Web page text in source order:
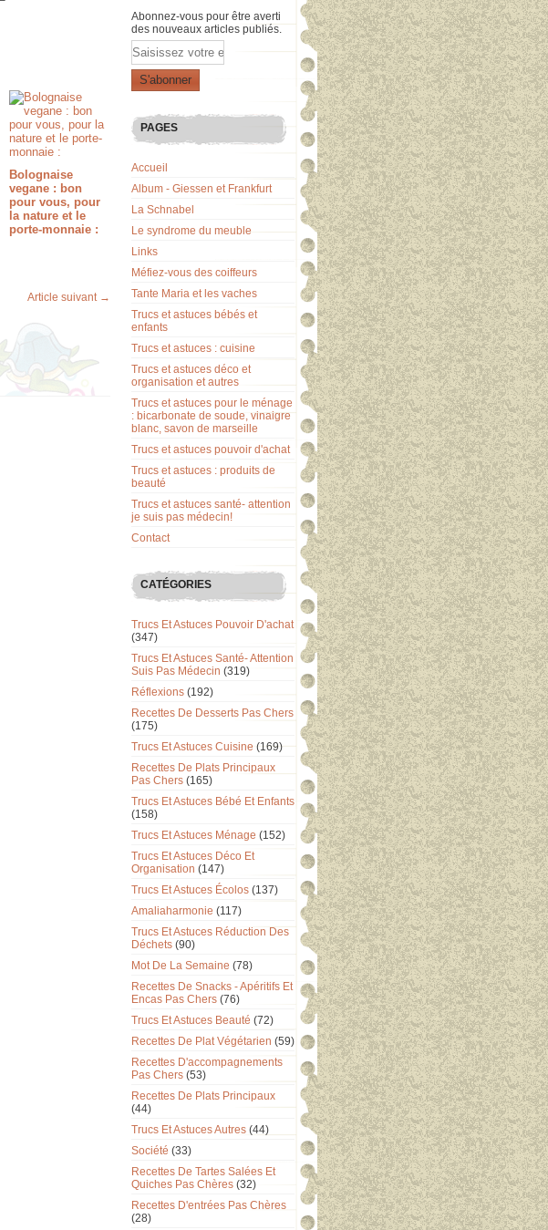
Bolognaise
vegane : bon
pour vous, pour
la nature et le
porte-monnaie :
Article suivant →
Abonnez-vous pour être averti
des nouveaux articles publiés.
Email
PAGES
Accueil
Album - Giessen et Frankfurt
La Schnabel
Le syndrome du meuble
Links
Méfiez-vous des coiffeurs
Tante Maria et les vaches
Trucs et astuces bébés et
enfants
Trucs et astuces : cuisine
Trucs et astuces déco et
organisation et autres
Trucs et astuces pour le ménage
: bicarbonate de soude, vinaigre
blanc, savon de marseille
Trucs et astuces pouvoir d'achat
Trucs et astuces : produits de
beauté
Trucs et astuces santé- attention
je suis pas médecin!
Contact
CATÉGORIES
Trucs Et Astuces Pouvoir D'achat
(347)
Trucs Et Astuces Santé- Attention
Suis Pas Médecin (319)
Réflexions (192)
Recettes De Desserts Pas Chers
(175)
Trucs Et Astuces Cuisine (169)
Recettes De Plats Principaux
Pas Chers (165)
Trucs Et Astuces Bébé Et Enfants
(158)
Trucs Et Astuces Ménage (152)
Trucs Et Astuces Déco Et
Organisation (147)
Trucs Et Astuces Écolos (137)
Amaliaharmonie (117)
Trucs Et Astuces Réduction Des
Déchets (90)
Mot De La Semaine (78)
Recettes De Snacks - Apéritifs Et
Encas Pas Chers (76)
Trucs Et Astuces Beauté (72)
Recettes De Plat Végétarien (59)
Recettes D'accompagnements
Pas Chers (53)
Recettes De Plats Principaux
(44)
Trucs Et Astuces Autres (44)
Société (33)
Recettes De Tartes Salées Et
Quiches Pas Chères (32)
Recettes D'entrées Pas Chères
(28)